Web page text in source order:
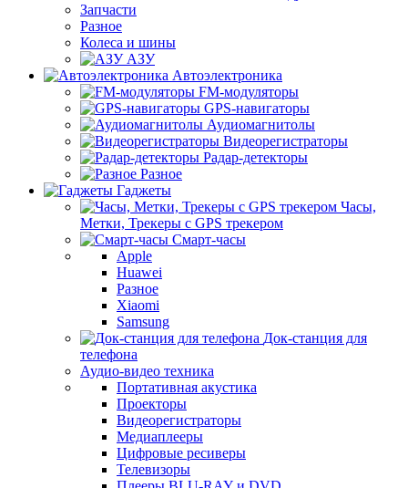
Запчасти
Разное
Колеса и шины
АЗУ
Автоэлектроника
FM-модуляторы
GPS-навигаторы
Аудиомагнитолы
Видеорегистраторы
Радар-детекторы
Разное
Гаджеты
Часы,
Метки, Трекеры с GPS трекером
Смарт-часы
Apple
Huawei
Разное
Xiaomi
Samsung
Док-станция для
телефона
Аудио-видео техника
Портативная акустика
Проекторы
Видеорегистраторы
Медиаплееры
Цифровые ресиверы
Телевизоры